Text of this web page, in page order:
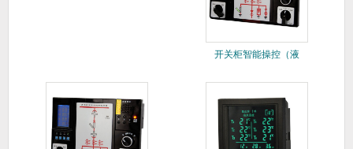
开关柜智能操控（液